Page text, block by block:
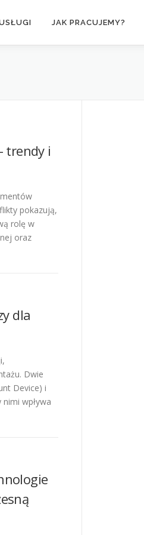
JAK PRACUJEMY?
trendy i
pokazują,
rolę w
oraz
dla
Dwie
Device) i
wpływa